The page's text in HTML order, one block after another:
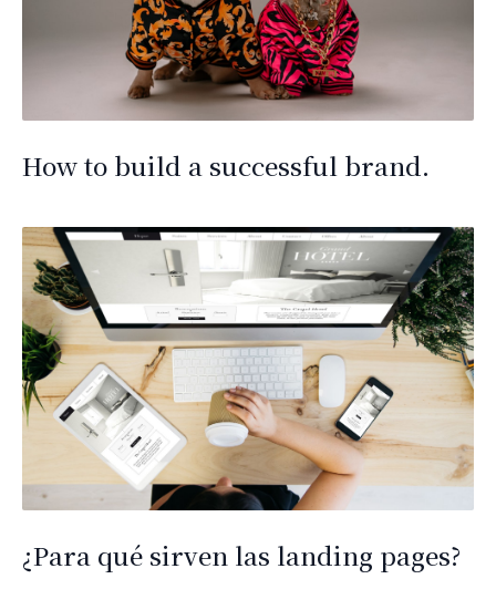
How to build a successful brand.
¿Para qué sirven las landing pages?